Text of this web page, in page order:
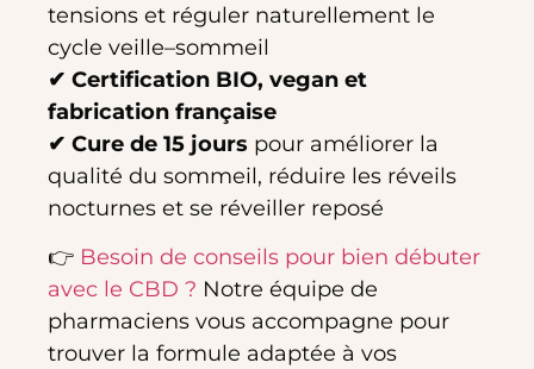
tensions et réguler naturellement le
cycle veille–sommeil
✔ Certification BIO, vegan et
fabrication française
✔ Cure de 15 jours pour améliorer la
qualité du sommeil, réduire les réveils
nocturnes et se réveiller reposé
👉 Besoin de conseils pour bien débuter
avec le CBD ? Notre équipe de
pharmaciens vous accompagne pour
trouver la formule adaptée à vos